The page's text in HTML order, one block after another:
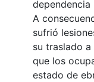
A
sufrió
su traslado
que los
estado de